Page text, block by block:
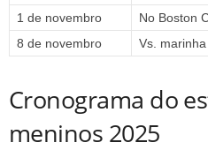
1 de novembro
No Boston
8 de novembro
Vs. marinha
Cronograma do
meninos 2025